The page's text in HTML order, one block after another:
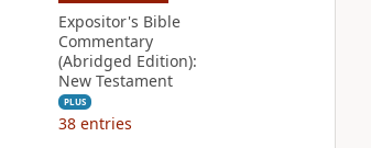
Expositor's Bible
Commentary
(Abridged Edition):
New Testament
PLUS
38 entries